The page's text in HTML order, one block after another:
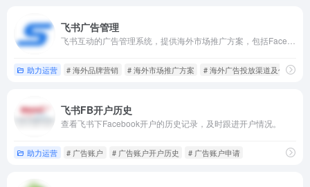
飞书广告管理
助力运营 # 海外品牌营销 # 海外市场推广方案 # 海外广告投放渠道及代理商
飞书FB开户历史
查看飞书下Facebook开户的历史记录，及时跟进开户情况。
助力运营 # 广告账户 # 广告账户开户历史 # 广告账户申请